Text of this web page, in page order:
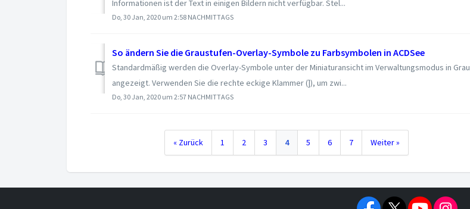
Informationen ist der Text in einigen Bildern nicht verfügbar. Stel...
Do, 30 Jan, 2020 um 2:58 NACHMITTAGS
So ändern Sie die Graustufen-Overlay-Symbole zu Farbsymbolen in ACDSee
Standardmäßig werden die Overlay-Symbole unter der Miniaturansicht im Verwaltungsmodus in Grau
angezeigt. Verwenden Sie die rechte eckige Klammer (]), um zwi...
Do, 30 Jan, 2020 um 2:57 NACHMITTAGS
« Zurück 1 2 3 4 5 6 7 Weiter »